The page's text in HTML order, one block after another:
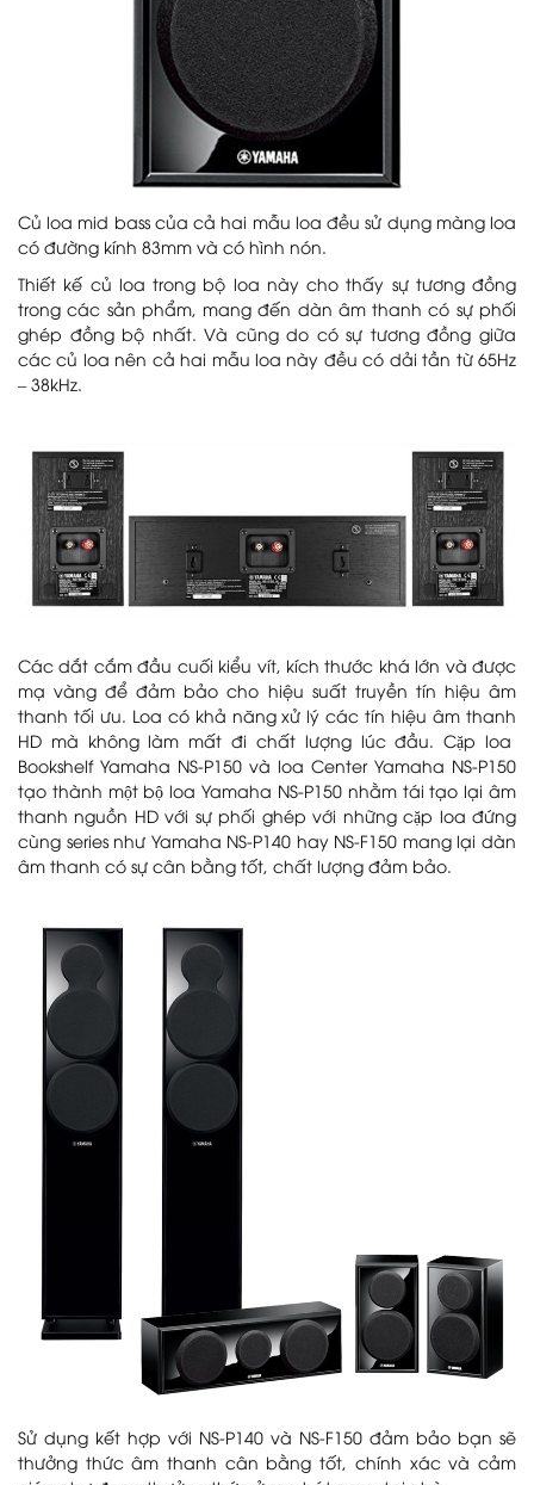
Củ loa mid bass của cả hai mẫu loa đều sử dụng màng loa
có đường kính 83mm và có hình nón.
Thiết kế củ loa trong bộ loa này cho thấy sự tương đồng
trong các sản phẩm, mang đến dàn âm thanh có sự phối
ghép đồng bộ nhất. Và cũng do có sự tương đồng giữa
các củ loa nên cả hai mẫu loa này đều có dải tần từ 65Hz
– 38kHz.
Các dắt cắm đầu cuối kiểu vít, kích thước khá lớn và được
mạ vàng để đảm bảo cho hiệu suất truyền tín hiệu âm
thanh tối ưu. Loa có khả năng xử lý các tín hiệu âm thanh
HD mà không làm mất đi chất lượng lúc đầu. Cặp loa
Bookshelf Yamaha NS-P150 và loa Center Yamaha NS-P150
tạo thành một bộ loa Yamaha NS-P150 nhằm tái tạo lại âm
thanh nguồn HD với sự phối ghép với những cặp loa đứng
cùng series như Yamaha NS-P140 hay NS-F150 mang lại dàn
âm thanh có sự cân bằng tốt, chất lượng đảm bảo.
Sử dụng kết hợp với NS-P140 và NS-F150 đảm bảo bạn sẽ
thưởng thức âm thanh cân bằng tốt, chính xác và cảm